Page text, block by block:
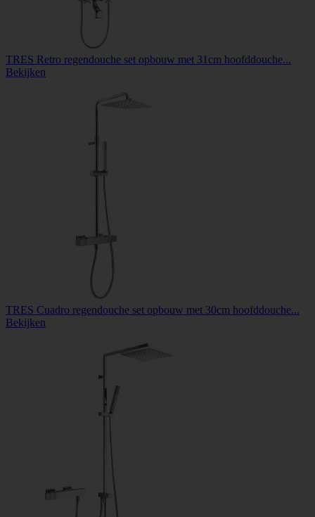
TRES Retro regendouche set opbouw met 31cm hoofddouche...
Bekijken
TRES Cuadro regendouche set opbouw met 30cm hoofddouche...
Bekijken